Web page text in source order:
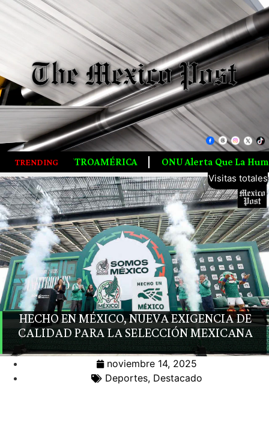
Visitas totales
5,702,156
TRENDING
ONU Alerta Que La Humanidad Agotó Los Recursos
HECHO EN MÉXICO, NUEVA EXIGENCIA DE
CALIDAD PARA LA SELECCIÓN MEXICANA
noviembre 14, 2025
Deportes, Destacado